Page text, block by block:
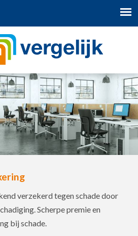
verzekerd tegen schade door
Scherpe premie en
bij schade.